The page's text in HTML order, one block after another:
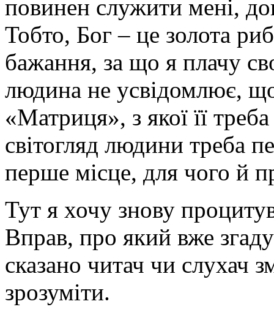
повинен служити мені,
Тобто, Бог – це золота
бажання, за що я плачу
людина не усвідомлює, що
«Матриця», з якої її
світогляд людини треба
перше місце, для чого й
Тут я хочу знову
Вправ, про який вже
сказано читач чи слухач
зрозуміти.